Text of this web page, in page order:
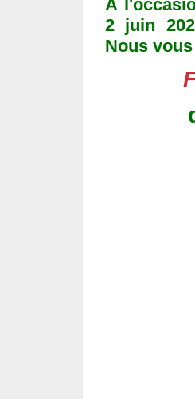
À
2 juin
Nous